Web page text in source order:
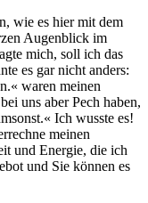
wie es hier mit dem
Augenblick im
mich, soll ich das
es gar nicht anders:
waren meinen
uns aber Pech haben,
Ich wusste es!
meinen
und Energie, die ich
und Sie können es